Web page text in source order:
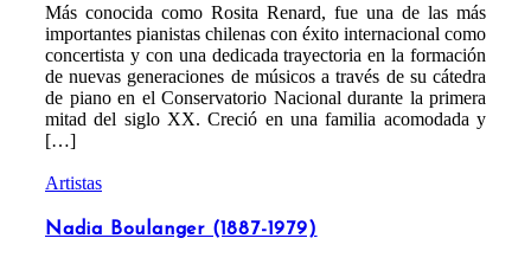
Más conocida como Rosita Renard, fue una de las más
importantes pianistas chilenas con éxito internacional como
concertista y con una dedicada trayectoria en la formación
de nuevas generaciones de músicos a través de su cátedra
de piano en el Conservatorio Nacional durante la primera
mitad del siglo XX. Creció en una familia acomodada y
[…]
Artistas
Nadia Boulanger (1887-1979)